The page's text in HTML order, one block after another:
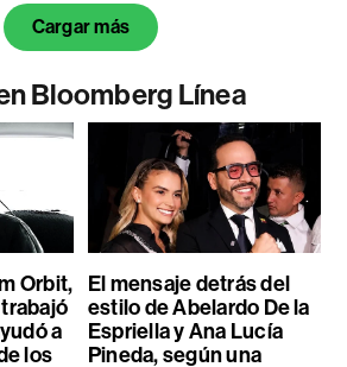
Cargar más
Bloomberg Línea
Orbit,
a
los
El mensaje detrás del
estilo de Abelardo De la
Espriella y Ana Lucía
Pineda, según una